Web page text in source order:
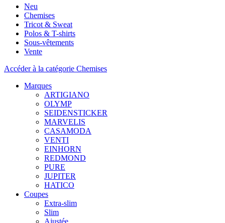
Neu
Chemises
Tricot & Sweat
Polos & T-shirts
Sous-vêtements
Vente
Accéder à la catégorie Chemises
Marques
ARTIGIANO
OLYMP
SEIDENSTICKER
MARVELIS
CASAMODA
VENTI
EINHORN
REDMOND
PURE
JUPITER
HATICO
Coupes
Extra-slim
Slim
Ajustée